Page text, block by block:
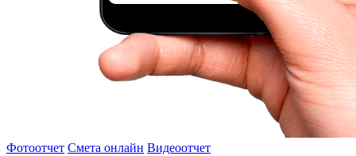
Фотоотчет Смета онлайн Видеоотчет